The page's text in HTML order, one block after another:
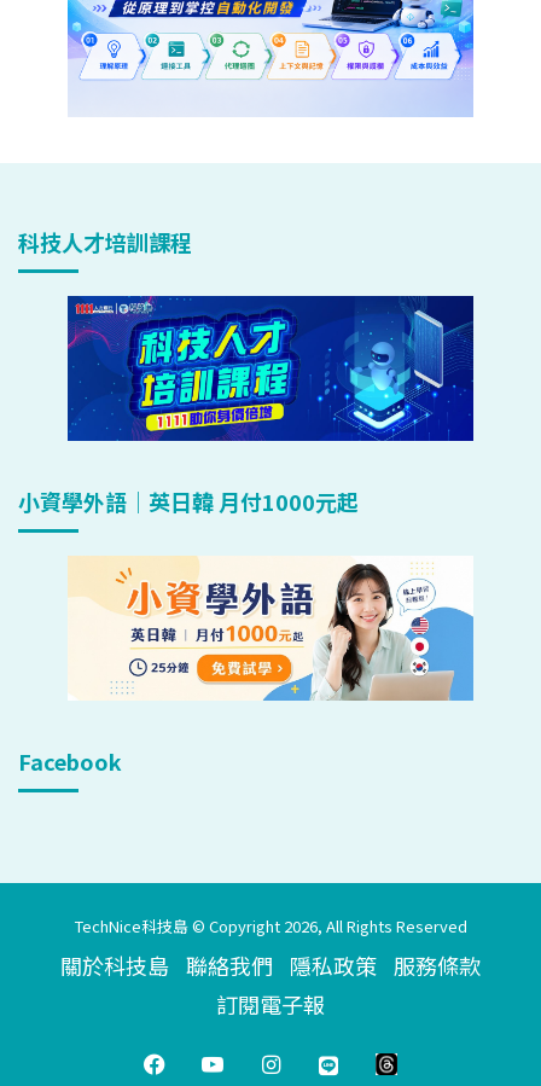
科技人才培訓課程
小資學外語｜英日韓 月付1000元起
Facebook
TechNice科技島 © Copyright 2026, All Rights Reserved
關於科技島 聯絡我們 隱私政策 服務條款
訂閱電子報